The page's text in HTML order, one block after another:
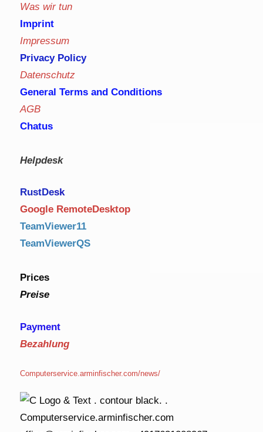
Was wir tun
Imprint
Impressum
Privacy Policy
Datenschutz
General Terms and Conditions
AGB
Chatus
Helpdesk
RustDesk
Google RemoteDesktop
TeamViewer11
TeamViewerQS
Prices
Preise
Payment
Bezahlung
Computerservice.arminfischer.com/news/